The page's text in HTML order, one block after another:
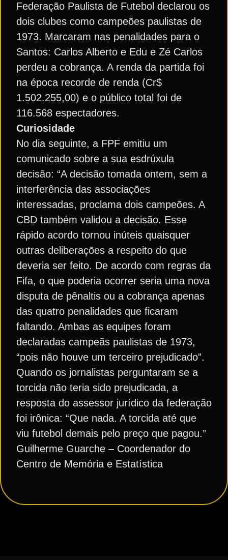
Federação Paulista de Futebol declarou os
dois clubes como campeões paulistas de
1973. Marcaram nas penalidades para o
Santos: Carlos Alberto e Edu e Zé Carlos
perdeu a cobrança. A renda da partida foi
na época recorde de renda (Cr$
1.502.255,00) e o público total foi de
116.568 espectadores.
Curiosidade
No dia seguinte, a FPF emitiu um
comunicado sobre a sua esdrúxula
decisão: “A decisão tomada ontem, sem a
interferência das associações
interessadas, proclama dois campeões. A
CBD também validou a decisão. Esse
rápido acordo tornou inúteis quaisquer
outras deliberações a respeito do que
deveria ser feito. De acordo com regras da
Fifa, o que poderia ocorrer seria uma nova
disputa de pênaltis ou a cobrança apenas
das quatro penalidades que ficaram
faltando. Ambas as equipes foram
declaradas campeãs paulistas de 1973,
“pois não houve um terceiro prejudicado”.
Quando os jornalistas perguntaram se a
torcida não teria sido prejudicada, a
resposta do assessor jurídico da federação
foi irônica: “Que nada. A torcida até que
viu futebol demais pelo preço que pagou.”
Guilherme Guarche – Coordenador do
Centro de Memória e Estatística